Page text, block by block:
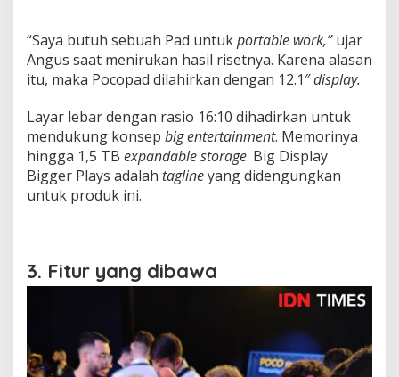
“Saya butuh sebuah Pad untukportable work,”ujar
Angus saat menirukan hasil risetnya. Karena alasan
itu, maka Pocopad dilahirkan dengan 12.1″display.
Layar lebar dengan rasio 16:10 dihadirkan untuk
mendukung konsep big entertainment. Memorinya
hingga 1,5 TB expandable storage. Big Display
Bigger Plays adalah taglineyang didengungkan
untuk produk ini.
3. Fitur yang dibawa